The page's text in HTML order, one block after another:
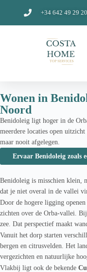
+34 642 49 29
Wonen in
Noord
Benidoleig ligt hoger in de
meerdere locaties open
maar nooit afgelegen.
Ervaar Benidoleig zoals
Benidoleig is misschien klein,
dat je niet overal in de vallei
Door de hogere ligging
zichten over de Orba-vallei.
zee. Dat perspectief maakt
Vanuit het dorp starten
bergen en citrusvelden. Het
vergezichten en natuurlijke
Vlakbij ligt ook de bekende